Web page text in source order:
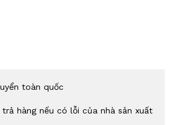
toàn quốc
trả hàng nếu có lỗi của nhà sản xuất